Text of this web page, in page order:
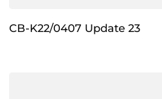
CB-K22/0407 Update 23